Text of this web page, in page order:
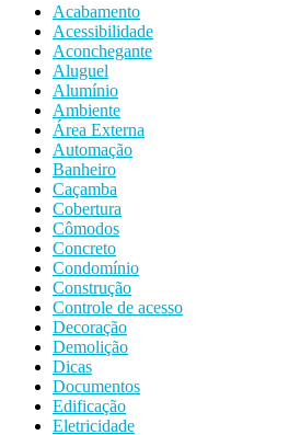
Acabamento
Acessibilidade
Aconchegante
Aluguel
Alumínio
Ambiente
Área Externa
Automação
Banheiro
Caçamba
Cobertura
Cômodos
Concreto
Condomínio
Construção
Controle de acesso
Decoração
Demolição
Dicas
Documentos
Edificação
Eletricidade